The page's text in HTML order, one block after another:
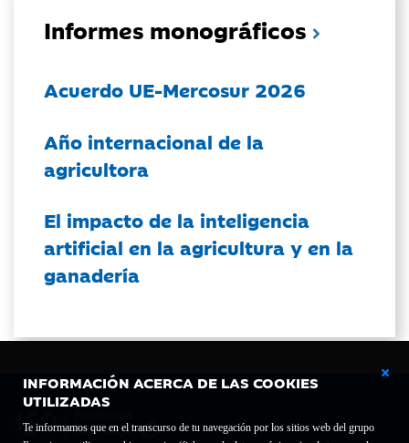
INFORMACIÓN ACERCA DE LAS COOKIES
UTILIZADAS
Te informamos que en el transcurso de tu navegación por los sitios web del grupo
Informes monográficos
Acuerdo UE-Mercosur 2026
Año internacional de la
agricultora
El impacto de la inteligencia
artificial en la agricultura y en la
ganadería